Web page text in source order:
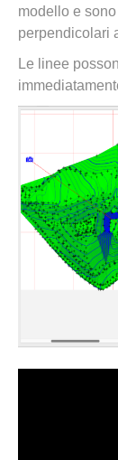
modello e
perpendicolari
Le linee